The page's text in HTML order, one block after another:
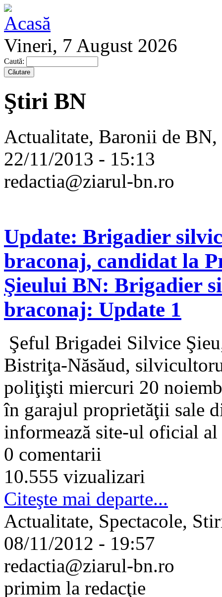
Vineri, 7 August 2026
Caută:
Ştiri BN
Actualitate, Baronii de
22/11/2013 - 15:13
redactia@ziarul-bn.ro
Update: Brigadier
braconaj, candidat la
Şieului BN: Brigadier
braconaj: Update 1
Şeful Brigadei Silvice
Bistriţa-Năsăud,
poliţişti miercuri 20
în garajul proprietăţii sale
informează site-ul oficial
0 comentarii
10.555 vizualizari
Citeşte mai departe...
Actualitate, Spectacole,
08/11/2012 - 19:57
redactia@ziarul-bn.ro
primim la redacţie